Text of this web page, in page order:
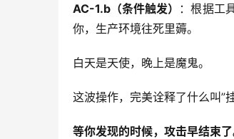
AC-1.b（条件触发）
：根据工
你，生产环境往死里薅。
白天是天使，晚上是魔鬼。
这波操作，完美诠释了什么叫”
等你发现的时候，攻击早结束了